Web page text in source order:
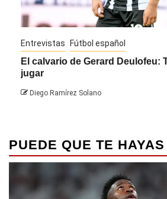
Entrevistas Fútbol español
El calvario de Gerard Deulofeu:
jugar
Diego Ramírez Solano
PUEDE QUE TE